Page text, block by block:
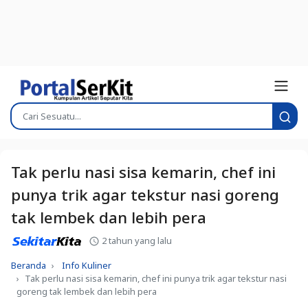
Tak perlu nasi sisa kemarin, chef ini
punya trik agar tekstur nasi goreng
tak lembek dan lebih pera
2 tahun yang lalu
Beranda
Info Kuliner
Tak perlu nasi sisa kemarin, chef ini punya trik agar tekstur nasi
goreng tak lembek dan lebih pera